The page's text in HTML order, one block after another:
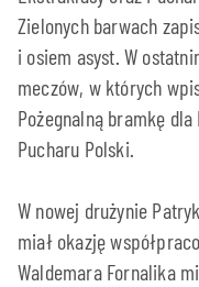
Zielonych barwach
i osiem asyst. W
meczów, w których
Pożegnalną bramkę
Pucharu Polski.
W nowej drużynie
miał okazję
Waldemara Fornalika